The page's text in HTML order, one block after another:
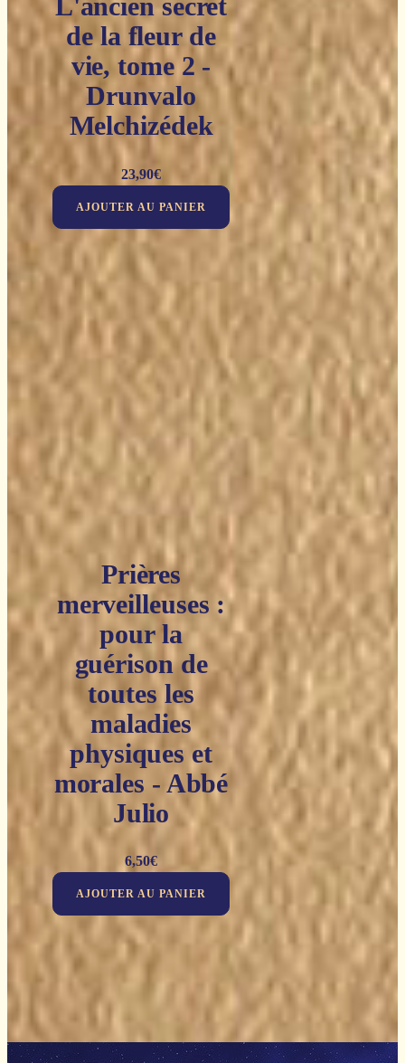
de la fleur de
vie, tome 2 -
Drunvalo
Melchizédek
23,90€
AJOUTER AU PANIER
Prières
merveilleuses :
pour la
guérison de
toutes les
maladies
physiques et
morales - Abbé
Julio
6,50€
AJOUTER AU PANIER